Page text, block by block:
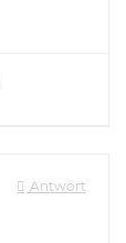
Antwort